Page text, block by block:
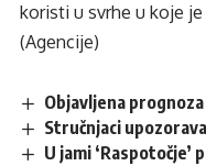
koristi u svrhe u koje
(Agencije)
Objavljena
Stručnjaci
U jami